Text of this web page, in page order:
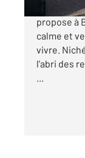
Votre
propose à
calme et
vivre.
l'abri des